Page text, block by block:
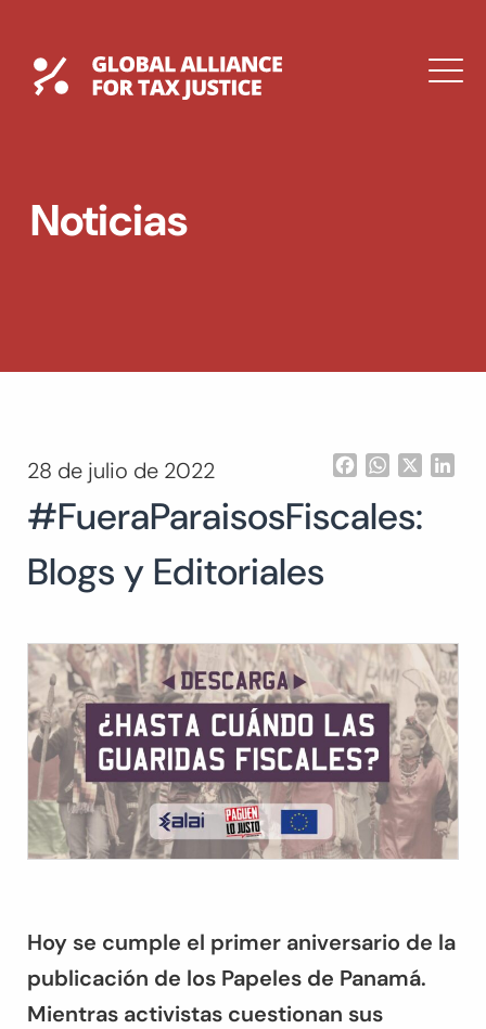
contenidoGlobal Tax Justice
DROPDOWN
Buscar:
Noticias
28 de julio de 2022 FacebookWhatsApp
#FueraParaisosFiscales:
Blogs y Editoriales
Hoy se cumple el primer aniversario de la
publicación de los Papeles de Panamá.
Mientras activistas cuestionan sus